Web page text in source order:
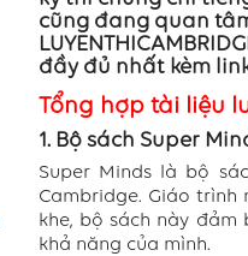
cũng đang quan
đầy đủ nhất kèm
Tổng hợp tài liệu
1. Bộ sách Super
Super Minds là bộ
Cambridge. Giáo trình
khe, bộ sách này
khả năng của mình.